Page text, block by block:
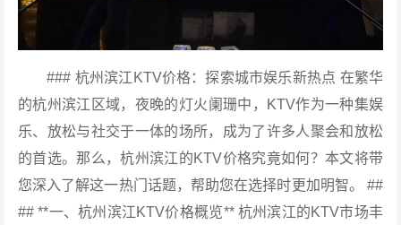
### 杭州滨江KTV价格：探索城市娱乐新热点 在繁华
的杭州滨江区域，夜晚的灯火阑珊中，KTV作为一种集娱
乐、放松与社交于一体的场所，成为了许多人聚会和放松
的首选。那么，杭州滨江的KTV价格究竟如何？本文将带
您深入了解这一热门话题，帮助您在选择时更加明智。 ##
## **一、杭州滨江KTV价格概览** 杭州滨江的KTV市场丰